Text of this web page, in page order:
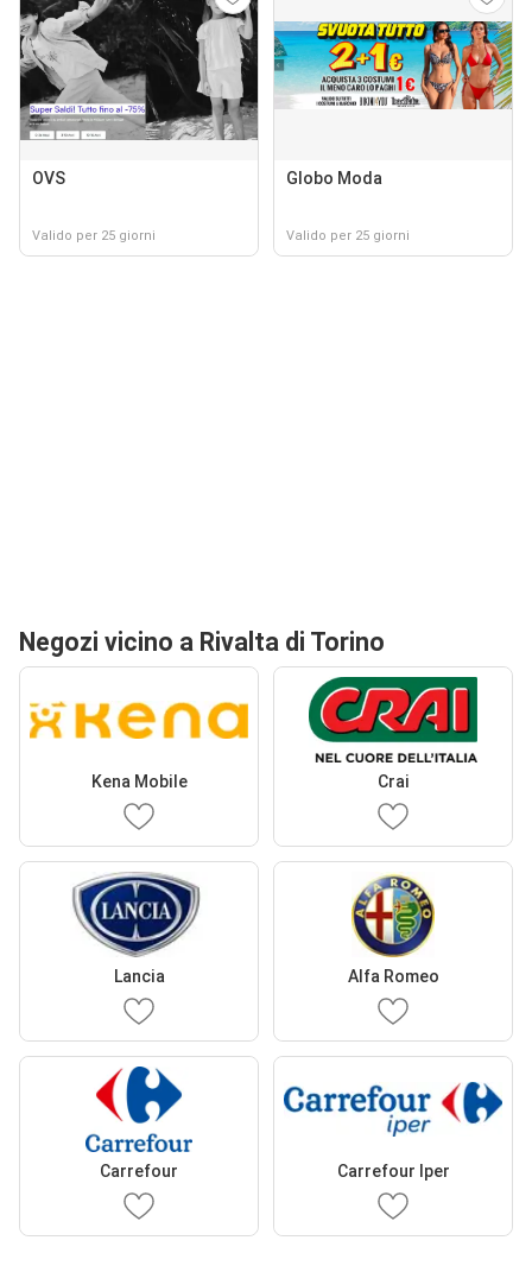
OVS
Valido per 25 giorni
Globo Moda
Valido per 25 giorni
Negozi vicino a Rivalta di Torino
Kena Mobile Crai
Lancia Alfa Romeo
Carrefour Carrefour Iper